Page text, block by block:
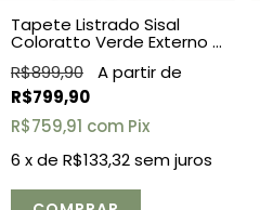
Tapete Listrado Sisal
Coloratto Verde Externo e
R$899,90
R$799,90
R$759,91 com Pix
6 x de R$133,32sem juros